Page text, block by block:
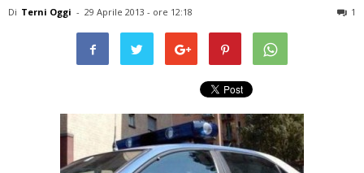
Di Terni Oggi - 29 Aprile 2013 - ore 12:18 1